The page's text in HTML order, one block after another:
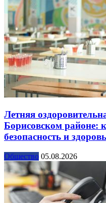
Летняя
Борисовском районе:
безопасность и
Общество 05.08.2026